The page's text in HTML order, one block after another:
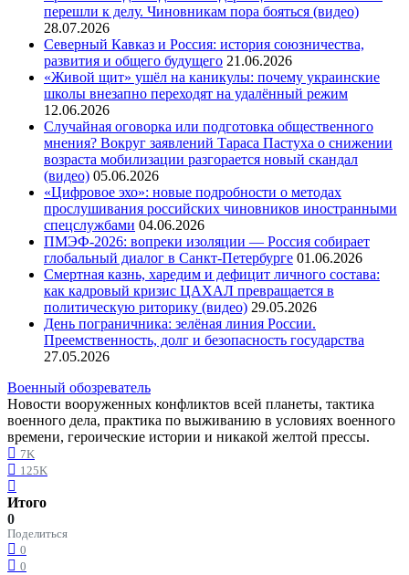
перешли к делу. Чиновникам пора бояться (видео)
28.07.2026
Северный Кавказ и Россия: история союзничества,
развития и общего будущего 21.06.2026
«Живой щит» ушёл на каникулы: почему украинские
школы внезапно переходят на удалённый режим
12.06.2026
Случайная оговорка или подготовка общественного
мнения? Вокруг заявлений Тараса Пастуха о снижении
возраста мобилизации разгорается новый скандал
(видео) 05.06.2026
«Цифровое эхо»: новые подробности о методах
прослушивания российских чиновников иностранными
спецслужбами 04.06.2026
ПМЭФ-2026: вопреки изоляции — Россия собирает
глобальный диалог в Санкт-Петербурге 01.06.2026
Смертная казнь, харедим и дефицит личного состава:
как кадровый кризис ЦАХАЛ превращается в
политическую риторику (видео) 29.05.2026
День пограничника: зелёная линия России.
Преемственность, долг и безопасность государства
27.05.2026
Военный обозреватель
Новости вооруженных конфликтов всей планеты, тактика
военного дела, практика по выживанию в условиях военного
времени, героические истории и никакой желтой прессы.
7K
125K
Итого
0
Поделиться
0
0